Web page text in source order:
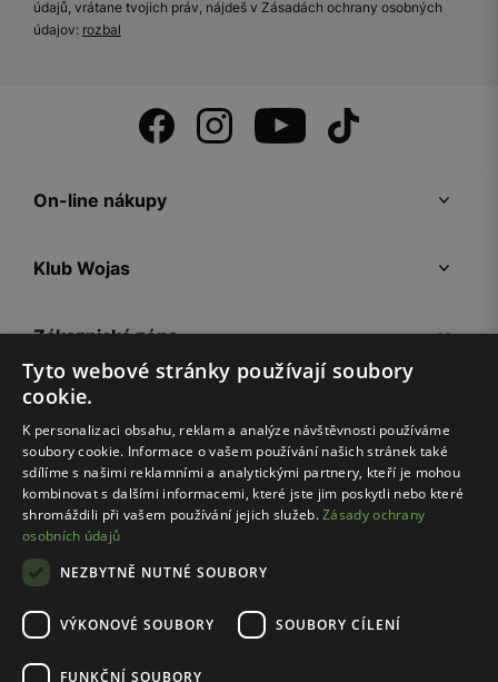
údajů, vrátane tvojich práv, nájdeš v Zásadách ochrany osobných
údajov: rozbal
On-line nákupy
Klub Wojas
Zákaznická zóna
Společnost Wojas
Rady
Pravidla e-shopu Zásady ochrany osobních údajů
Tyto webové stránky používají soubory
cookie.
K personalizaci obsahu, reklam a analýze návštěvnosti používáme
soubory cookie. Informace o vašem používání našich stránek také
sdílíme s našimi reklamními a analytickými partnery, kteří je mohou
kombinovat s dalšími informacemi, které jste jim poskytli nebo které
shromáždili při vašem používání jejich služeb.Zásady ochrany
osobních údajů
NEZBYTNĚ NUTNÉ SOUBORY
VÝKONOVÉ SOUBORY SOUBORY CÍLENÍ
FUNKČNÍ SOUBORY